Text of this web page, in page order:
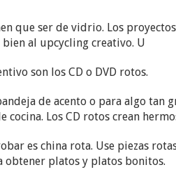
que ser de vidrio. Los
al upcycling creativo. U
son los CD o DVD rotos.
de acento o para algo tan
Los CD rotos crean
es china rota. Use piezas
obtener platos y platos bonitos.